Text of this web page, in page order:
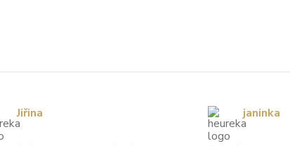
Jiřina janinka